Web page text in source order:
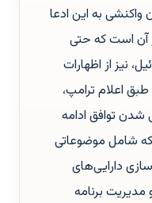
واکنشی به این ادعا
آن است که حتی
نیز از اظهارات
اعلام ترامپ،
شدن توافق ادامه
شامل موضوعاتی
دارایی‌های
برنامه